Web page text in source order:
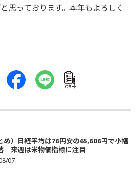
思っております。本年もよろしく
ｱﾝｹｰﾄ
め）日経平均は76円安の65,606円で小幅
来週は米物価指標に注目
07